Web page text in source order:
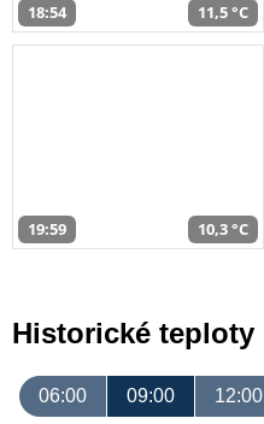
18:54 11,5 °C
19:59 10,3 °C
Historické teploty
06:00 09:00 12:00